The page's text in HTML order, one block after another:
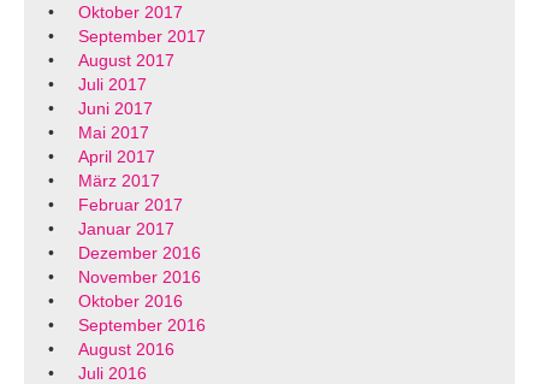
Oktober 2017
September 2017
August 2017
Juli 2017
Juni 2017
Mai 2017
April 2017
März 2017
Februar 2017
Januar 2017
Dezember 2016
November 2016
Oktober 2016
September 2016
August 2016
Juli 2016